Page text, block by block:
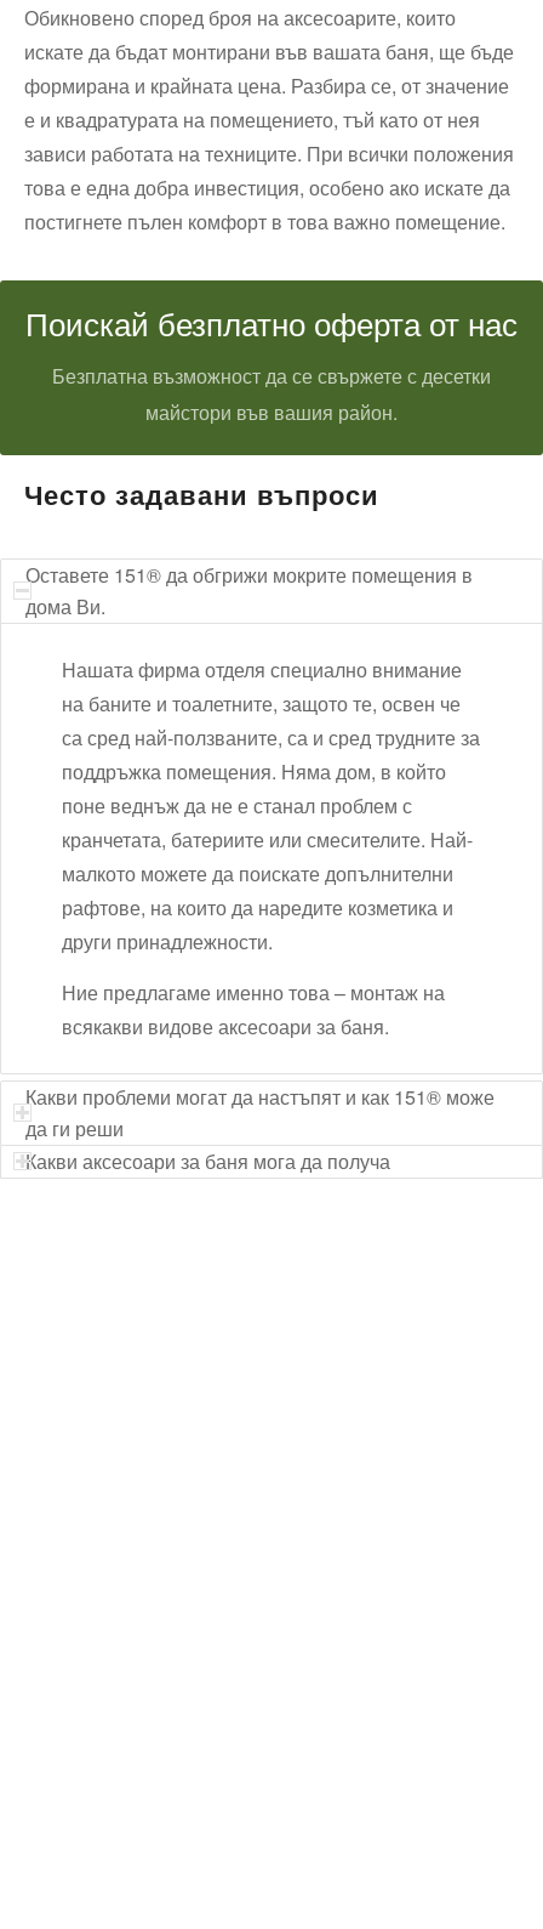
Обикновено според броя на аксесоарите, които
искате да бъдат монтирани във вашата баня, ще бъде
формирана и крайната цена. Разбира се, от значение
е и квадратурата на помещението, тъй като от нея
зависи работата на техниците. При всички положения
това е една добра инвестиция, особено ако искате да
постигнете пълен комфорт в това важно помещение.
Поискай безплатно оферта от нас
Безплатна възможност да се свържете с десетки
майстори във вашия район.
Често задавани въпроси
Оставете 151® да обгрижи мокрите помещения в
дома Ви.
Нашата фирма отделя специално внимание
на баните и тоалетните, защото те, освен че
са сред най-ползваните, са и сред трудните за
поддръжка помещения. Няма дом, в който
поне веднъж да не е станал проблем с
кранчетата, батериите или смесителите. Най-
малкото можете да поискате допълнителни
рафтове, на които да наредите козметика и
други принадлежности.
Ние предлагаме именно това – монтаж на
всякакви видове аксесоари за баня.
Какви проблеми могат да настъпят и как 151® може
да ги реши
Какви аксесоари за баня мога да получа